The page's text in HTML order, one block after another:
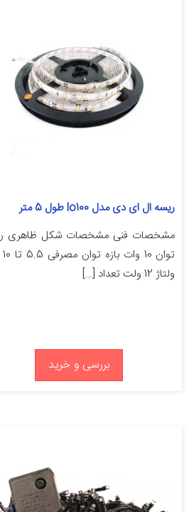
ریسه ال ای دی مدل lo100 طول 5 متر
مشخصات فنی مشخصات شکل ظاهری
ولتاژ 12 ولت تعداد […]
بررسی و خرید